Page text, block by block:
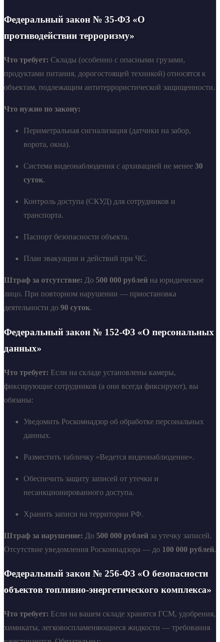
Федеральный закон № 35-ФЗ «О
противодействии терроризму»
Что требует: Склады (особенно с опасными грузами,
продуктами питания, дорогостоящей техникой) относятся к
объектам, подлежащим антитеррористической защищенности.
Что нужно по закону:
Периметральная сигнализация (датчики на забор,
ворота, окна).
Система видеонаблюдения с архивацией не менее 30
суток.
Контроль доступа (СКУД) для сотрудников и
транспорта.
Паспорт безопасности объекта.
План эвакуации и действий при ЧС.
Штраф за отсутствие: До 500 000 рублей на юридическое
лицо. При повторном нарушении — приостановка
деятельности до 90 суток.
Федеральный закон № 152-ФЗ «О персональных
данных»
Что требует: Если на складе установлены камеры,
фиксирующие сотрудников (а они всегда фиксируют), вы
обязаны:
Уведомить Роскомнадзор об обработке персональных
данных.
Разместить табличку «Ведется видеонаблюдение».
Обеспечить защиту записей от утечки и
несанкционированного доступа.
Хранить записи на территории РФ.
Штраф за нарушение: До 500 000 рублей за утечку записей.
Отсутствие уведомления Роскомнадзора — до 100 000 рублей.
Федеральный закон № 256-ФЗ «О безопасности
объектов топливно-энергетического комплекса»
Что требует: Если на вашем складе хранятся ГСМ, удобрения,
химикаты, легковоспламеняющиеся жидкости — требования